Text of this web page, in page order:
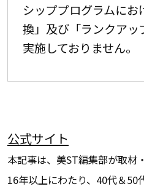
シッププログラムに
換」及び「ランクア
実施しておりません。
公式サイト
本記事は、美ST編集部が取材
16年以上にわたり、40代＆50